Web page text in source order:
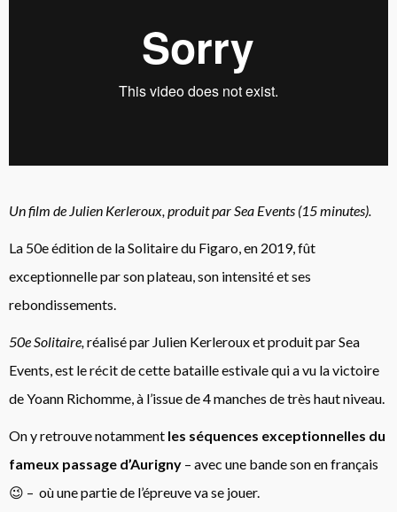
Un film de Julien Kerleroux, produit par Sea Events (15 minutes).
La 50e édition de la Solitaire du Figaro, en 2019, fût
exceptionnelle par son plateau, son intensité et ses
rebondissements.
50e Solitaire, réalisé par Julien Kerleroux et produit par Sea
Events, est le récit de cette bataille estivale qui a vu la victoire
de Yoann Richomme, à l’issue de 4 manches de très haut niveau.
On y retrouve notamment les séquences exceptionnelles du
fameux passage d’Aurigny – avec une bande son en français
😉 – où une partie de l’épreuve va se jouer.